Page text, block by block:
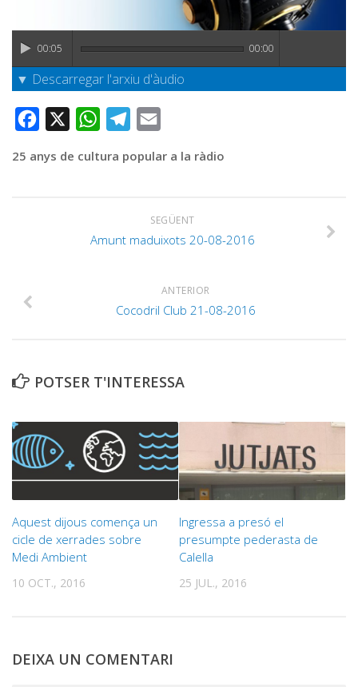
Publicitat
00:05 00:00
▼ Descarregar l'arxiu d'àudio
Facebook WhatsAppTelegram
25 anys de cultura popular a la ràdio
SEGÜENT
Amunt maduixots 20-08-2016
ANTERIOR
Cocodril Club 21-08-2016
POTSER T'INTERESSA
Aquest dijous comença un
cicle de xerrades sobre
Medi Ambient
10 OCT., 2016
Ingressa a presó el
presumpte pederasta de
Calella
25 JUL., 2016
DEIXA UN COMENTARI